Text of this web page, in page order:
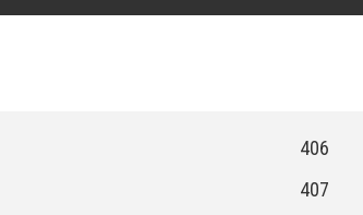
406
407